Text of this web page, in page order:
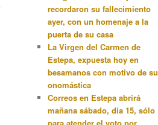
recordaron su fallecimiento
ayer, con un homenaje a la
puerta de su casa
La Virgen del Carmen de
Estepa, expuesta hoy en
besamanos con motivo de su
onomástica
Correos en Estepa abrirá
mañana sábado, día 15, sólo